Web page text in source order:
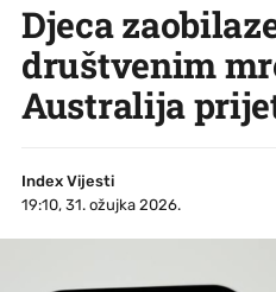
Djeca
društvenim
Australija
Index Vijesti
19:10, 31. ožujka 2026.